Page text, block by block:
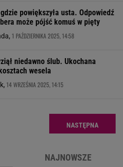
powiększyła usta. Odpowiedź
może pójść komuś w pięty
1 PAŹDZIERNIKA 2025, 14:58
niedawno ślub. Ukochana
wesela
14 WRZEŚNIA 2025, 14:15
NASTĘPNA
NAJNOWSZE